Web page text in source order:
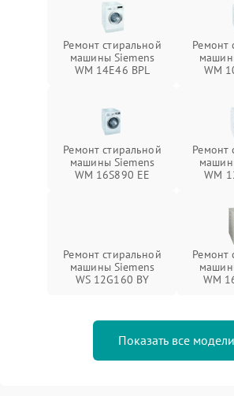
Ремонт стиральной
машины Siemens
WM 14E46 BPL
Ремонт
WM
Ремонт стиральной
машины Siemens
WM 16S890 EE
Ремонт
WM
Ремонт стиральной
машины Siemens
WS 12G160 BY
Ремонт
WM
Показать все модели